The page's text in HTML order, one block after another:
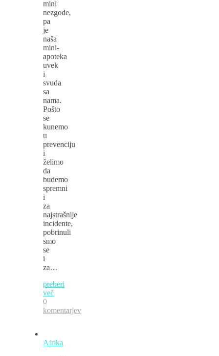
mini
nezgode,
pa
je
naša
mini-
apoteka
uvek
i
svuda
sa
nama.
Pošto
se
kunemo
u
prevenciju
i
želimo
da
budemo
spremni
i
za
najstrašnije
incidente,
pobrinuli
smo
se
i
za…
preberi
več
0
komentarjev
Afrika